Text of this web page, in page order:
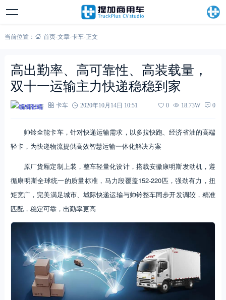
当前位置： 首页-文章-卡车-正文
高出勤率、高可靠性、高装载量，
双十一运输主力快递稳稳到家
编辑张靖 卡车 2020年10月14日 10:51 0 18.73W 0
帅铃全能卡车，针对快递运输需求，以多拉快跑、经济省油的高端
轻卡，为快递物流提供高效智慧运输一体化解决方案
原厂货厢定制上装，整车轻量化设计，搭载安徽康明斯发动机，遵
循康明斯全球统一的质量标准，马力段覆盖152-220匹，强劲有力，扭
矩宽广，完美满足城市、城际快递运输与帅铃整车同步开发调较，精准
匹配，稳定可靠，出勤率更高